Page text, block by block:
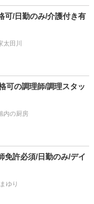
可/日勤のみ/介護付き有
田川
可の調理師/調理スタッ
内の厨房
免許必須/日勤のみ/デイ
ゆり